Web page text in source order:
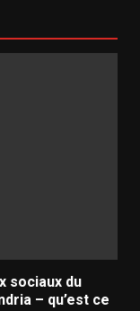
sociaux du
– qu’est ce